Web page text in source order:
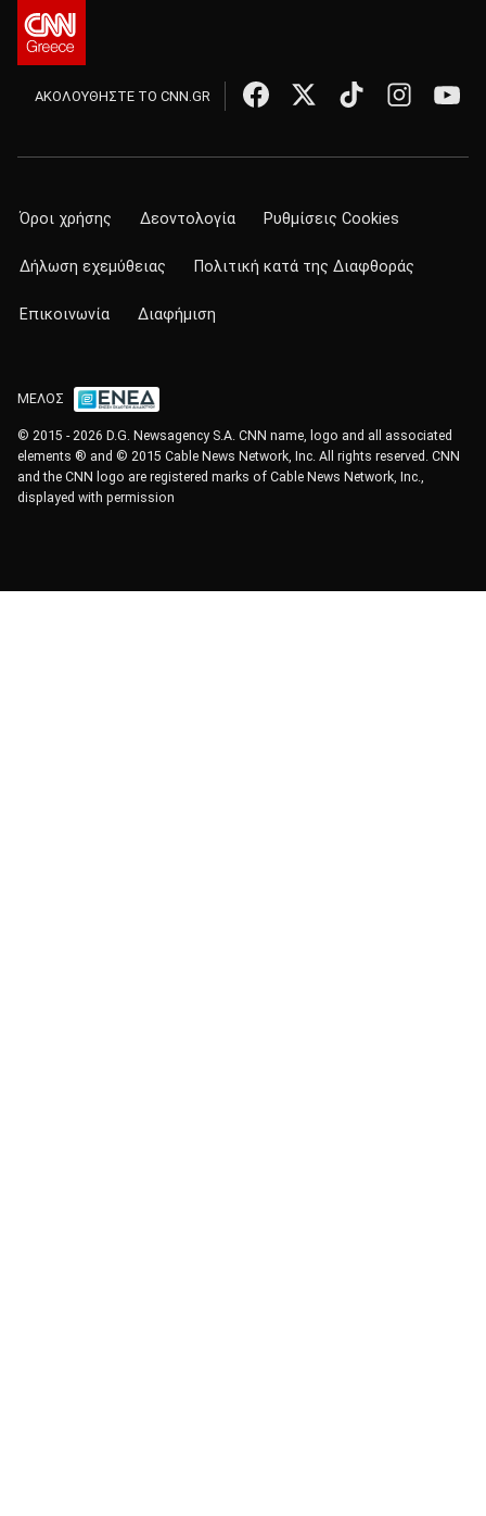
ΑΚΟΛΟΥΘΗΣΤΕ ΤΟ CNN.GR
Όροι χρήσης Δεοντολογία Ρυθμίσεις Cookies
Δήλωση εχεμύθειας Πολιτική κατά της Διαφθοράς
Επικοινωνία Διαφήμιση
ΜΕΛΟΣ
© 2015 - 2026 D.G. Newsagency S.A. CNN name, logo and all associated
elements ® and © 2015 Cable News Network, Inc. All rights reserved. CNN
and the CNN logo are registered marks of Cable News Network, Inc.,
displayed with permission